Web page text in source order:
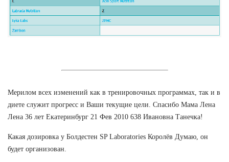
Мерилом всех изменений как в тренировочных программах, так и в
диете служит прогресс и Ваши текущие цели. Спасибо Мама Лена
Лена 36 лет Екатеринбург 21 Фев 2010 638 Ивановна Танечка!
Какая дозировка у Болдестен SP Laboratories Королёв Думаю, он
будет организован.